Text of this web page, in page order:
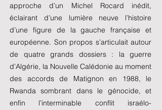
approche d’un Michel Rocard inédit,
éclairant d’une lumière neuve l’histoire
d’une figure de la gauche française et
européenne. Son propos s’articulait autour
de quatre grands dossiers : la guerre
d’Algérie, la Nouvelle Calédonie au moment
des accords de Matignon en 1988, le
Rwanda sombrant dans le génocide, et
enfin l’interminable conflit israélo-